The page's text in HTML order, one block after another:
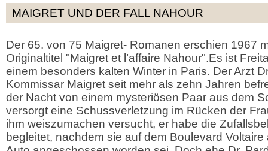
MAIGRET UND DER FALL NAHOUR
Der 65. von 75 Maigret- Romanen erschien 1967
Originaltitel "Maigret et l’affaire Nahour".Es ist
einem besonders kalten Winter in Paris. Der Arzt
Kommissar Maigret seit mehr als zehn Jahren
der Nacht von einem mysteriösen Paar aus dem
versorgt eine Schussverletzung im Rücken der
ihm weiszumachen versucht, er habe die
begleitet, nachdem sie auf dem Boulevard